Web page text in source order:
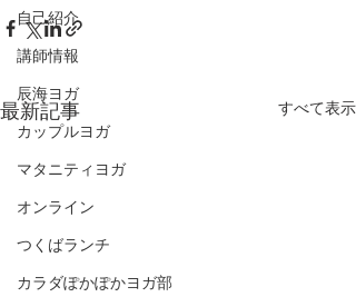
自己紹介
講師情報
辰海ヨガ
カップルヨガ
マタニティヨガ
オンライン
つくばランチ
カラダぽかぽかヨガ部
最新記事 すべて表示